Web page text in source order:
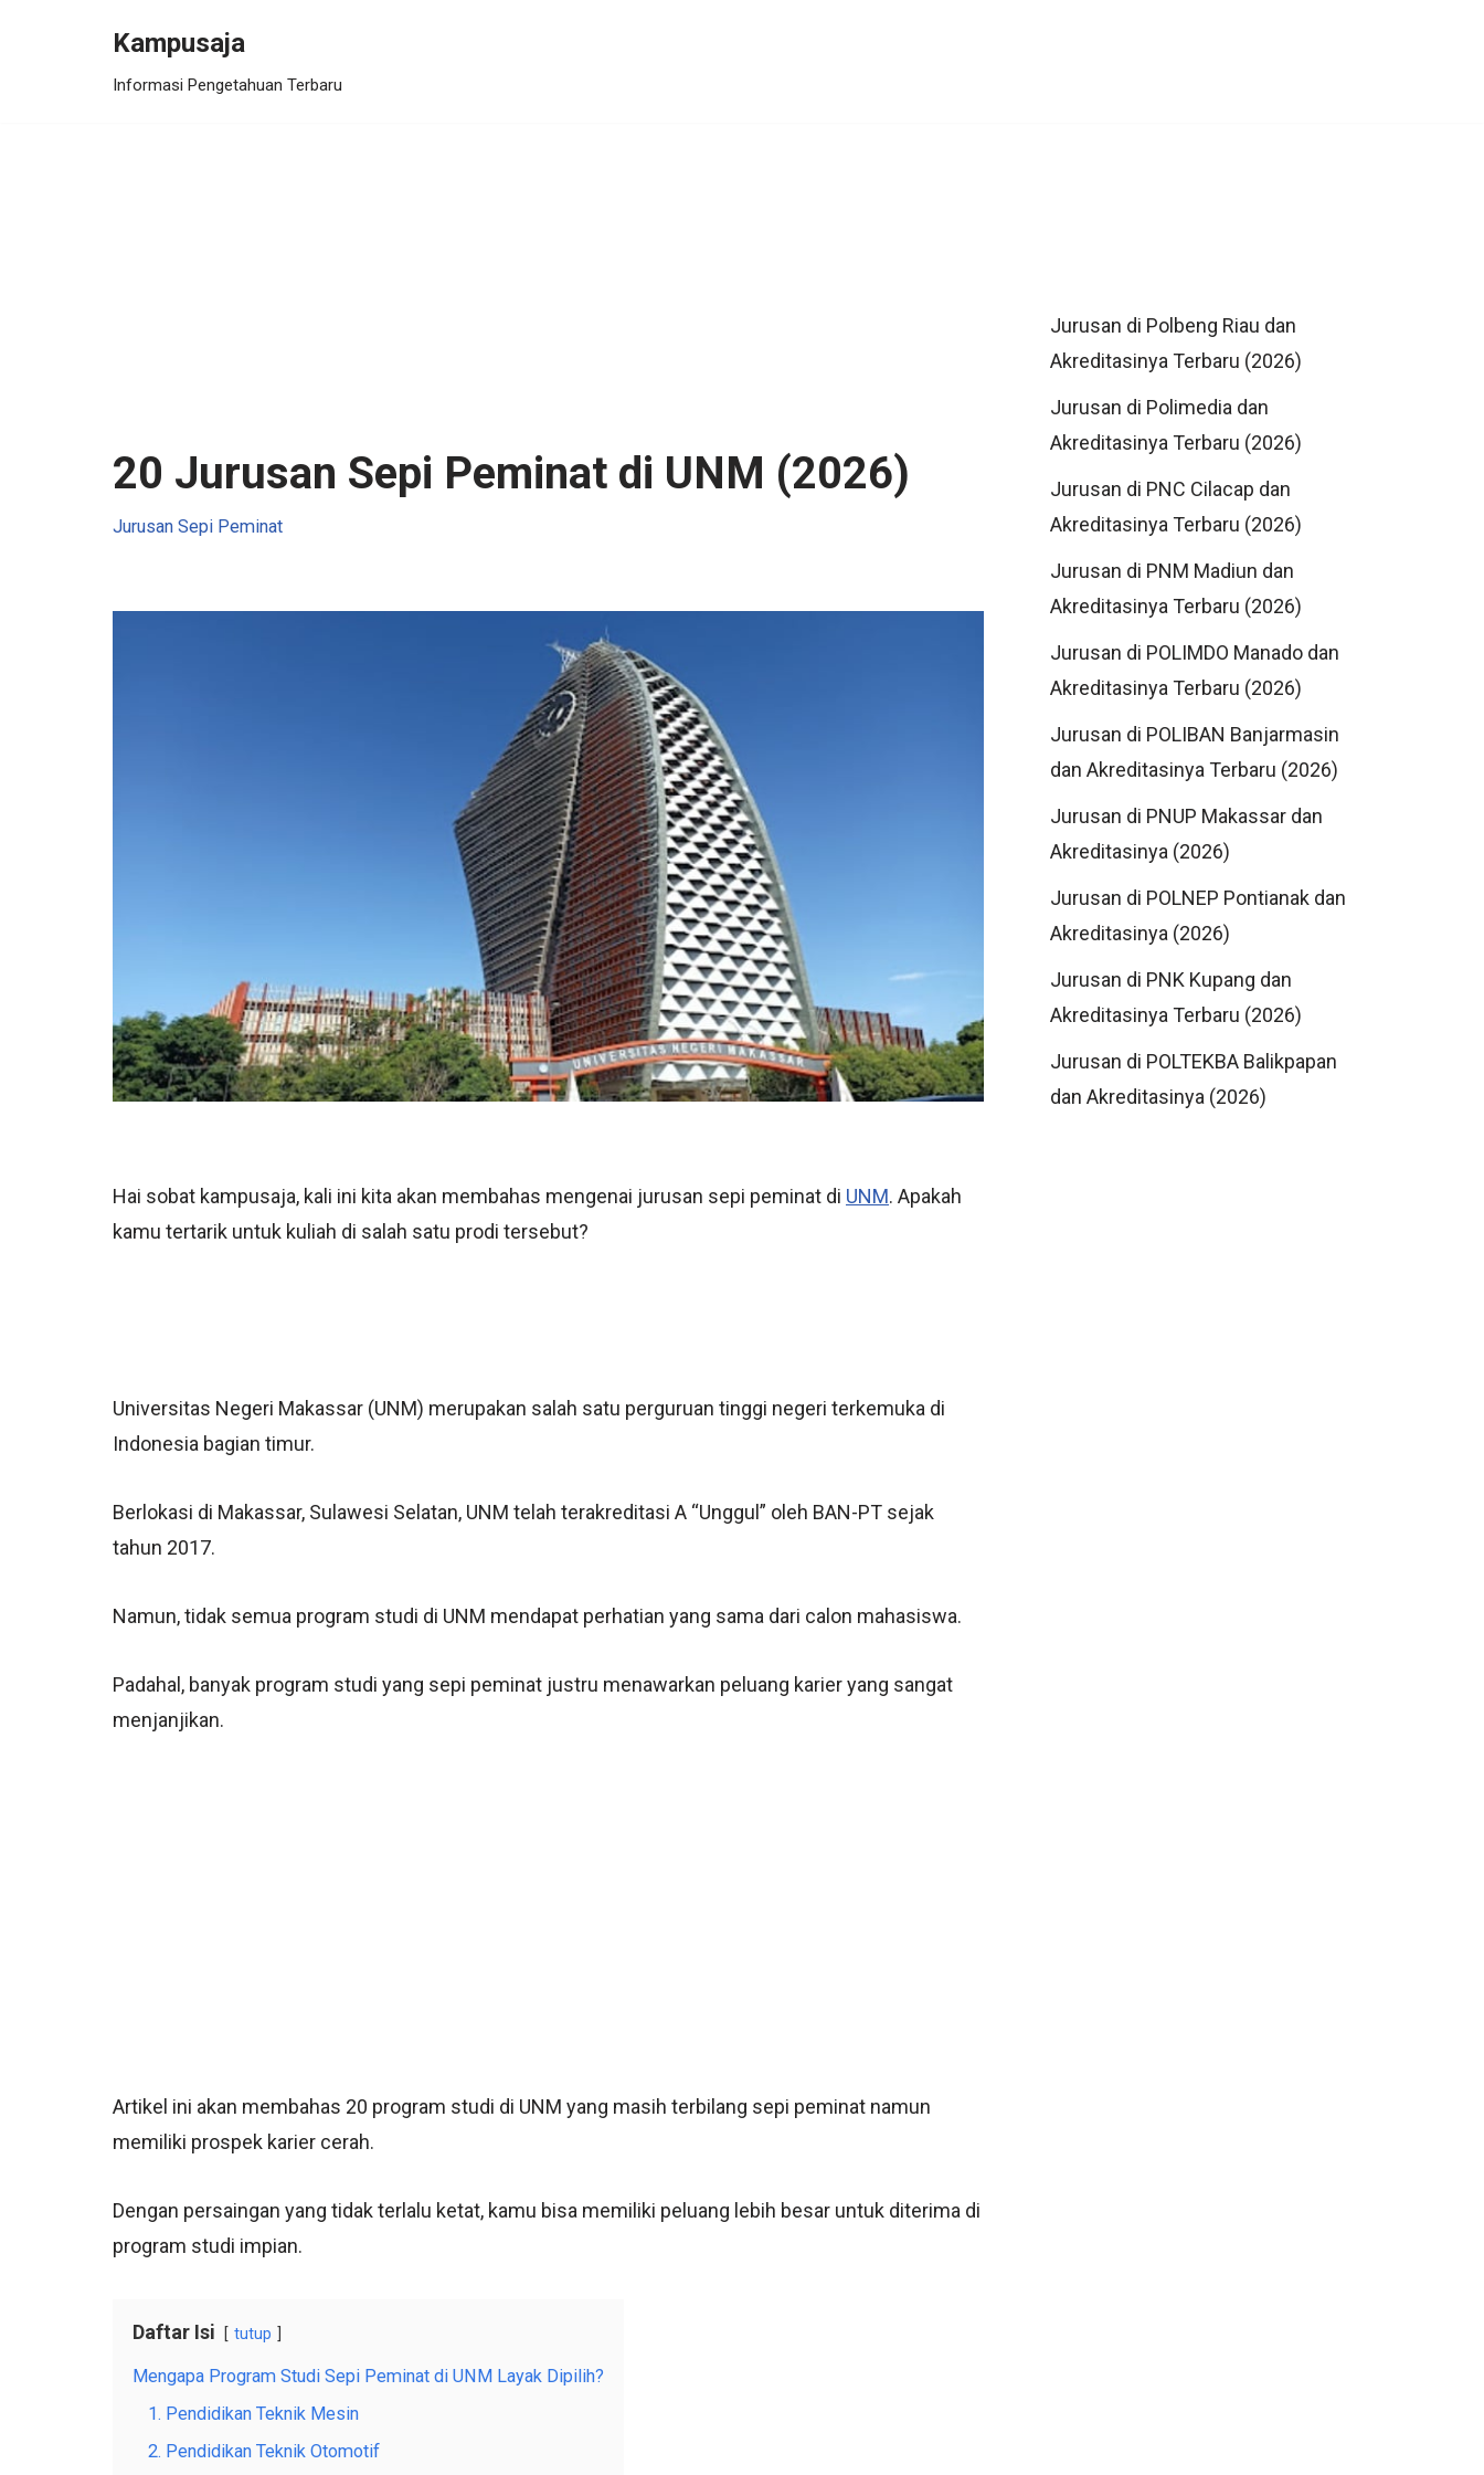
Kampusaja
Informasi Pengetahuan Terbaru
20 Jurusan Sepi Peminat di UNM (2026)
Jurusan Sepi Peminat
Hai sobat kampusaja, kali ini kita akan membahas mengenai jurusan sepi peminat di UNM. Apakah
kamu tertarik untuk kuliah di salah satu prodi tersebut?
Universitas Negeri Makassar (UNM) merupakan salah satu perguruan tinggi negeri terkemuka di
Indonesia bagian timur.
Berlokasi di Makassar, Sulawesi Selatan, UNM telah terakreditasi A “Unggul” oleh BAN-PT sejak
tahun 2017.
Namun, tidak semua program studi di UNM mendapat perhatian yang sama dari calon mahasiswa.
Padahal, banyak program studi yang sepi peminat justru menawarkan peluang karier yang sangat
menjanjikan.
Artikel ini akan membahas 20 program studi di UNM yang masih terbilang sepi peminat namun
memiliki prospek karier cerah.
Dengan persaingan yang tidak terlalu ketat, kamu bisa memiliki peluang lebih besar untuk diterima di
program studi impian.
Daftar Isi tutup
Mengapa Program Studi Sepi Peminat di UNM Layak Dipilih?
1. Pendidikan Teknik Mesin
2. Pendidikan Teknik Otomotif
Jurusan di Polbeng Riau dan
Akreditasinya Terbaru (2026)
Jurusan di Polimedia dan
Akreditasinya Terbaru (2026)
Jurusan di PNC Cilacap dan
Akreditasinya Terbaru (2026)
Jurusan di PNM Madiun dan
Akreditasinya Terbaru (2026)
Jurusan di POLIMDO Manado dan
Akreditasinya Terbaru (2026)
Jurusan di POLIBAN Banjarmasin
dan Akreditasinya Terbaru (2026)
Jurusan di PNUP Makassar dan
Akreditasinya (2026)
Jurusan di POLNEP Pontianak dan
Akreditasinya (2026)
Jurusan di PNK Kupang dan
Akreditasinya Terbaru (2026)
Jurusan di POLTEKBA Balikpapan
dan Akreditasinya (2026)